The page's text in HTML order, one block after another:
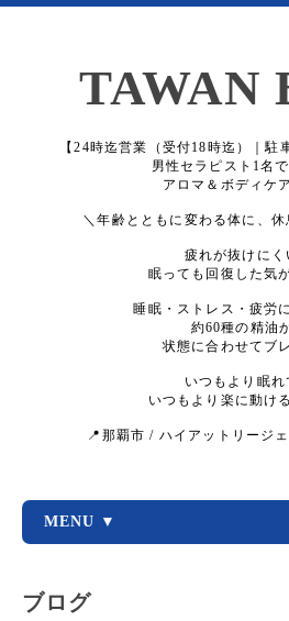
TAWAN
【24時迄営業（受付18時迄）｜駐
男性セラピスト1名
アロマ＆ボディケ
＼年齢とともに変わる体に、
疲れが抜けにく
眠っても回復した気
睡眠・ストレス・疲労
約60種の精油
状態に合わせてブ
いつもより眠れ
いつもより楽に動け
📍那覇市 / ハイアットリージ
MENU ▼
ブログ